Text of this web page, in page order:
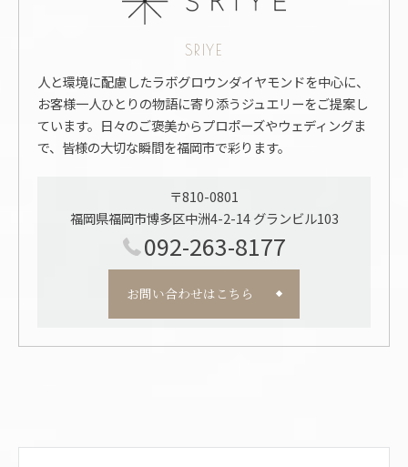
SRIYE
人と環境に配慮したラボグロウンダイヤモンドを中心に、
お客様一人ひとりの物語に寄り添うジュエリーをご提案し
ています。日々のご褒美からプロポーズやウェディングま
で、皆様の大切な瞬間を福岡市で彩ります。
〒810-0801
福岡県福岡市博多区中洲4-2-14 グランビル103
092-263-8177
お問い合わせはこちら